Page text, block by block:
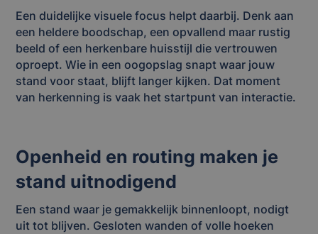
Een duidelijke visuele focus helpt daarbij. Denk aan
een heldere boodschap, een opvallend maar rustig
beeld of een herkenbare huisstijl die vertrouwen
oproept. Wie in een oogopslag snapt waar jouw
stand voor staat, blijft langer kijken. Dat moment
van herkenning is vaak het startpunt van interactie.
Openheid en routing maken je
stand uitnodigend
Een stand waar je gemakkelijk binnenloopt, nodigt
uit tot blijven. Gesloten wanden of volle hoeken